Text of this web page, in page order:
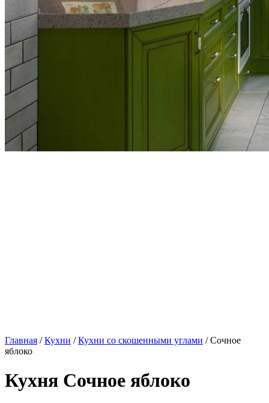
Главная /Кухни /Кухни со скошенными углами / Сочное
яблоко
Кухня Сочное яблоко